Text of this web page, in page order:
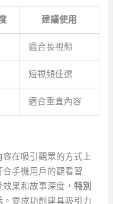
建議使用
適合長視頻
短視頻佳選
適合垂直內容
在吸引觀眾的方式上
手機用戶的觀看習
果和故事深度，特別
。要成功創建具吸引力